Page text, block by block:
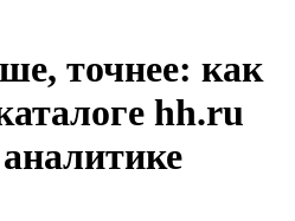
точнее: как
hh.ru